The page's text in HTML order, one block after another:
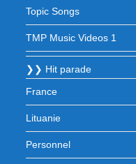
Topic Songs
TMP Music Videos 1
❯❯ Hit parade
France
Lituanie
Personnel